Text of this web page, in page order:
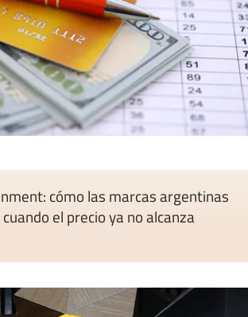
cómo las marcas argentinas
el precio ya no alcanza